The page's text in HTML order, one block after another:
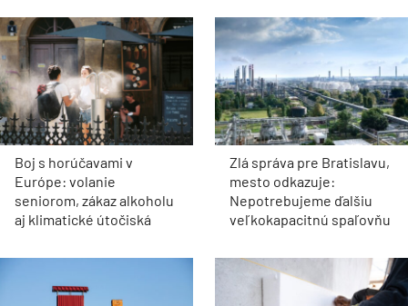
Boj s horúčavami v
Európe: volanie
seniorom, zákaz alkoholu
aj klimatické útočiská
Zlá správa pre Bratislavu,
mesto odkazuje:
Nepotrebujeme ďalšiu
veľkokapacitnú spaľovňu